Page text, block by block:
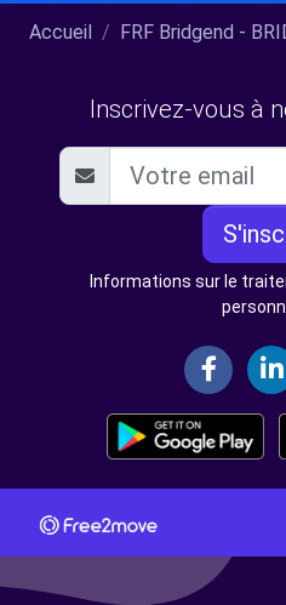
Accueil FRF Bridgend -
Inscrivez-vous à
Informations sur le